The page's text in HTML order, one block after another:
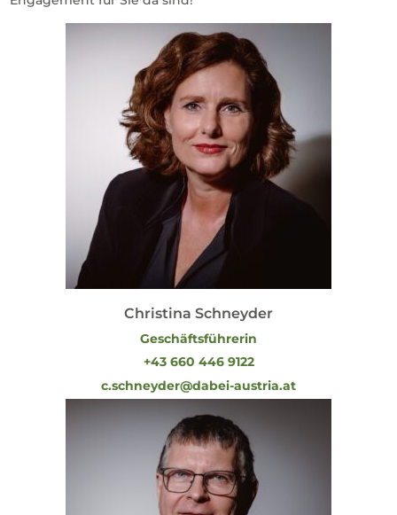
Christina Schneyder
Geschäftsführerin
+43 660 446 9122
c.schneyder@dabei-austria.at